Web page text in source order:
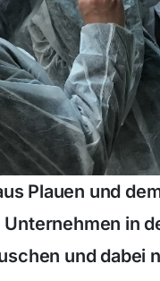
Plauen und
in
und dabei